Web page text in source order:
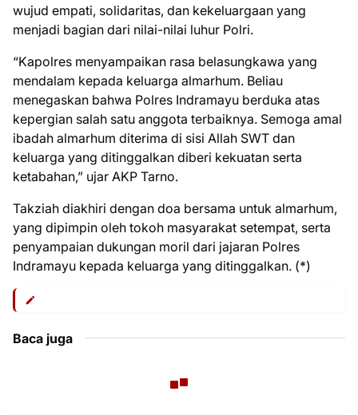
wujud empati, solidaritas, dan kekeluargaan yang
menjadi bagian dari nilai-nilai luhur Polri.
“Kapolres menyampaikan rasa belasungkawa yang
mendalam kepada keluarga almarhum. Beliau
menegaskan bahwa Polres Indramayu berduka atas
kepergian salah satu anggota terbaiknya. Semoga amal
ibadah almarhum diterima di sisi Allah SWT dan
keluarga yang ditinggalkan diberi kekuatan serta
ketabahan,” ujar AKP Tarno.
Takziah diakhiri dengan doa bersama untuk almarhum,
yang dipimpin oleh tokoh masyarakat setempat, serta
penyampaian dukungan moril dari jajaran Polres
Indramayu kepada keluarga yang ditinggalkan. (*)
Baca juga